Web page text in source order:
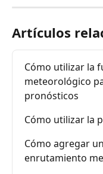
Artículos
Cómo utilizar la
meteorológico
pronósticos
Cómo utilizar la
Cómo agregar
enrutamiento